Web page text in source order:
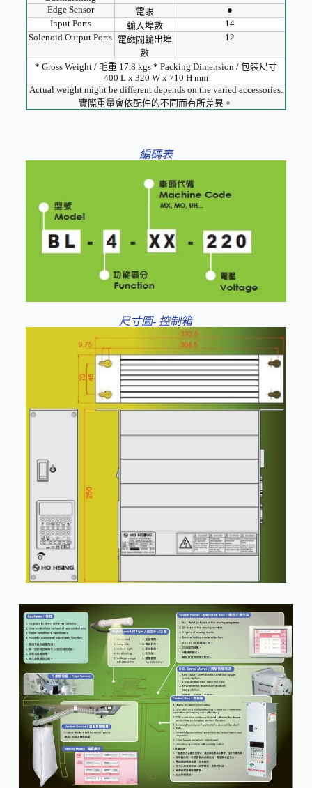
Edge Sensor 電眼
●
Input Ports
輸入埠數
14
Solenoid Output Ports 電磁閥輸出埠
數
12
* Gross Weight / 毛重 17.8 kgs * Packing Dimension / 包裝尺寸
400 L x 320 W x 710 H mm
Actual weight might be different depends on the varied accessories.
實際重量會依配件的不同而有所差異。
編碼表
尺寸圖- 控制箱